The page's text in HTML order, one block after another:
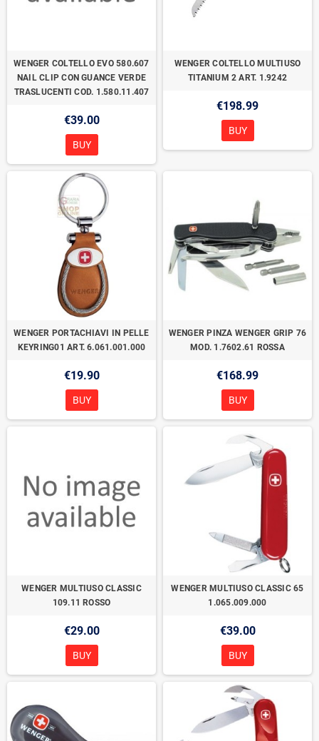
WENGER COLTELLO EVO 580.607
NAIL CLIP CON GUANCE VERDE
TRASLUCENTI COD. 1.580.11.407
€39.00
BUY
WENGER COLTELLO MULTIUSO
TITANIUM 2 ART. 1.9242
€198.99
BUY
WENGER PORTACHIAVI IN PELLE
KEYRING01 ART. 6.061.001.000
€19.90
BUY
WENGER PINZA WENGER GRIP 76
MOD. 1.7602.61 ROSSA
€168.99
BUY
WENGER MULTIUSO CLASSIC
109.11 ROSSO
€29.00
BUY
WENGER MULTIUSO CLASSIC 65
1.065.009.000
€39.00
BUY